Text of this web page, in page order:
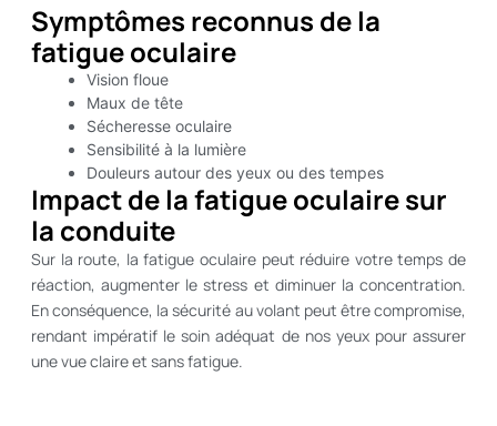
Symptômes reconnus de la
fatigue oculaire
Vision floue
Maux de tête
Sécheresse oculaire
Sensibilité à la lumière
Douleurs autour des yeux ou des tempes
Impact de la fatigue oculaire sur
la conduite
Sur la route, la fatigue oculaire peut réduire votre temps de
réaction, augmenter le stress et diminuer la concentration.
En conséquence, la sécurité au volant peut être compromise,
rendant impératif le soin adéquat de nos yeux pour assurer
une vue claire et sans fatigue.